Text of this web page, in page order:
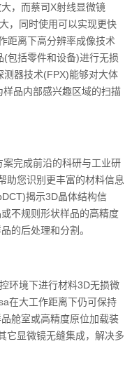
，而蔡司X射线显微镜
，同时使用可以实现更快
距离下高分辨率成像技术
包括零件和设备)进行无损
器技术(FPX)能够对大体
品内部感兴趣区域的扫描
完成前沿的科研与工业研
助您识别更丰富的材料信息
揭示3D晶体结构信
不规则形状样品的高精度
的后处理和分割。
境下进行材料3D无损微
在大工作距离下仍可保持
舱室或高精度原位加载装
它显微镜无缝集成，解决多